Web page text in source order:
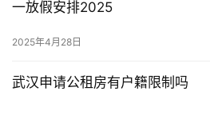
一放假安排2025
2025年4月28日
武汉申请公租房有户籍限制吗